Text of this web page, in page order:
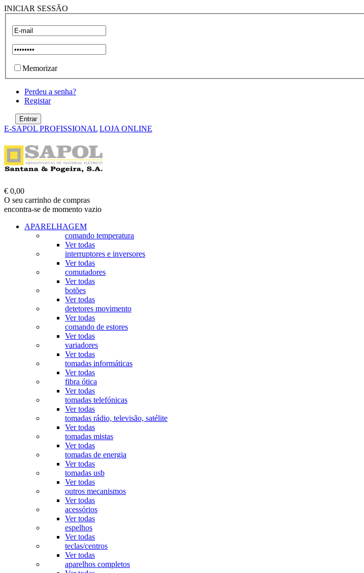
INICIAR SESSÃO
Memorizar
Perdeu a senha?
Registar
E-SAPOL PROFISSIONAL LOJA ONLINE
€ 0,00
O seu carrinho de compras
encontra-se de momento vazio
APARELHAGEM
comando temperatura
Ver todas
interruptores e inversores
Ver todas
comutadores
Ver todas
botões
Ver todas
detetores movimento
Ver todas
comando de estores
Ver todas
variadores
Ver todas
tomadas informáticas
Ver todas
fibra ótica
Ver todas
tomadas telefónicas
Ver todas
tomadas rádio, televisão, satélite
Ver todas
tomadas mistas
Ver todas
tomadas de energia
Ver todas
tomadas usb
Ver todas
outros mecanismos
Ver todas
acessórios
Ver todas
espelhos
Ver todas
teclas/centros
Ver todas
aparelhos completos